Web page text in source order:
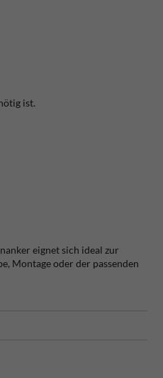
ist.
eignet sich ideal zur
Montage oder der passenden